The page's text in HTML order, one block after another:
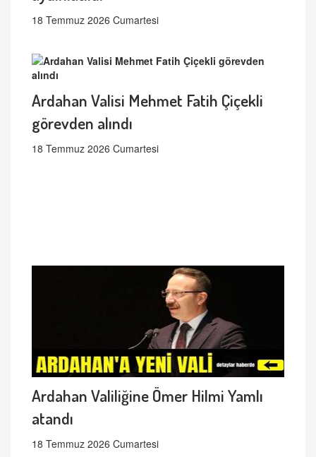
18 Temmuz 2026 Cumartesi
Ardahan Valisi Mehmet Fatih Çiçekli
görevden alındı
18 Temmuz 2026 Cumartesi
Ardahan Valiliğine Ömer Hilmi Yamlı
atandı
18 Temmuz 2026 Cumartesi